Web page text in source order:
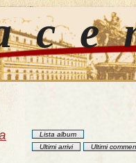
Lista album
Ultimi arrivi
Ultimi